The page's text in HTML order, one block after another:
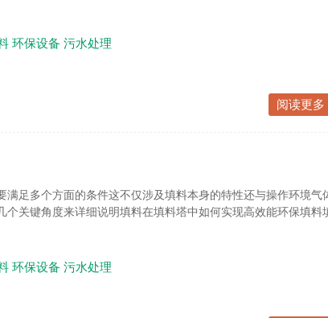
环保设备 污水处理
阅读更多
满足多个方面的条件这不仅涉及填料本身的特性还与操作环境气
个关键角度来详细说明填料在填料塔中如何实现高效能环保填料
环保设备 污水处理